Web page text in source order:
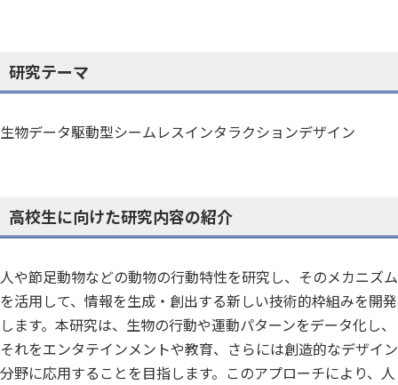
研究テーマ
生物データ駆動型シームレスインタラクションデザイン
高校生に向けた研究内容の紹介
人や節足動物などの動物の行動特性を研究し、そのメカニズム
を活用して、情報を生成・創出する新しい技術的枠組みを開発
します。本研究は、生物の行動や運動パターンをデータ化し、
それをエンタテインメントや教育、さらには創造的なデザイン
分野に応用することを目指します。このアプローチにより、人